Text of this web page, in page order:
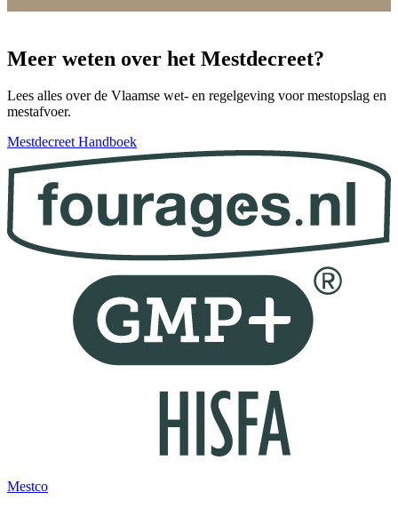
Meer weten over het Mestdecreet?
Lees alles over de Vlaamse wet- en regelgeving voor mestopslag en
mestafvoer.
Mestdecreet Handboek
Mestco